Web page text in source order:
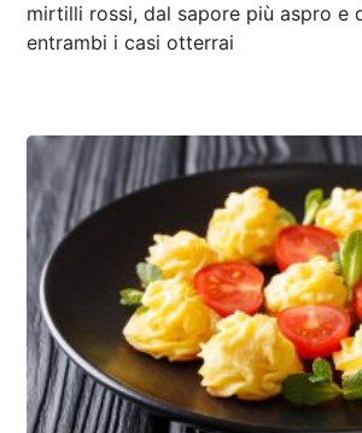
mirtilli rossi, dal sapore più aspro e
entrambi i casi otterrai